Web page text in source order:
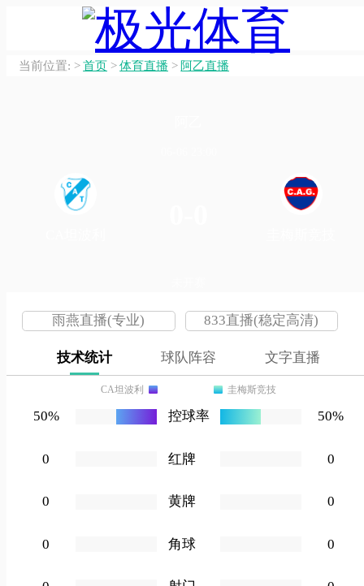
当前位置: > 首页 > 体育直播 > 阿乙直播
雨燕直播(专业) 833直播(稳定高清)
技术统计 球队阵容 文字直播
CA坦波利 圭梅斯竞技
50% 控球率 50%
0 红牌 0
0 黄牌 0
0 角球 0